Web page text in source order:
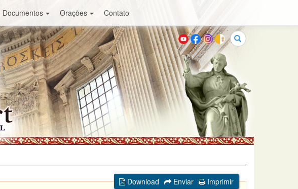
Documentos Orações Contato
Buscar
Download Enviar
Imprimir